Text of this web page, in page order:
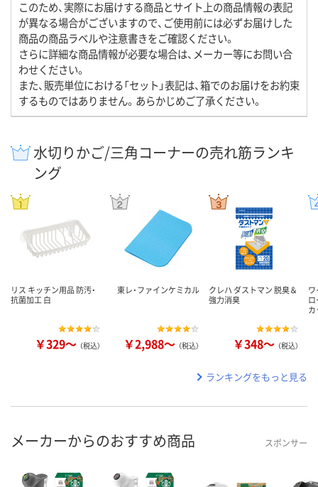
このため、実際にお届けする商品とサイト上の商品情報の表記
が異なる場合がございますので、ご使用前には必ずお届けした
商品の商品ラベルや注意書きをご確認ください。
さらに詳細な商品情報が必要な場合は、メーカー等にお問い合
わせください。
また、販売単位における「セット」表記は、箱でのお届けをお約束
するものではありません。あらかじめご了承ください。
水切りかご/三角コーナーの売れ筋ランキ
ング
リス キッチン用品 防汚・
抗菌加工 白
￥329～ （税込）
東レ・ファインケミカル
￥2,988～ （税込）
クレハ ダストマン 脱臭＆
強力消臭
￥348～ （税込）
ランキングをもっと見る
メーカーからのおすすめ商品 スポンサー